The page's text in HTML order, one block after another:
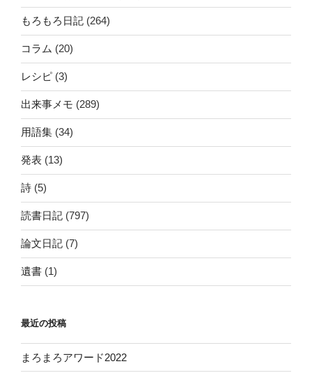
もろもろ日記 (264)
コラム (20)
レシピ (3)
出来事メモ (289)
用語集 (34)
発表 (13)
詩 (5)
読書日記 (797)
論文日記 (7)
遺書 (1)
最近の投稿
まろまろアワード2022